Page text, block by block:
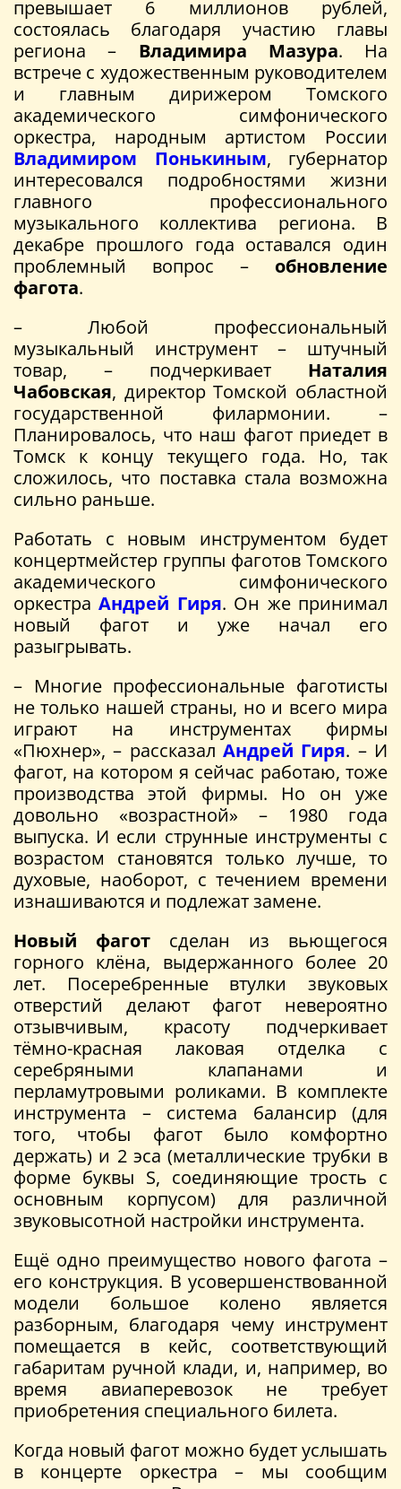
превышает 6 миллионов рублей,
состоялась благодаря участию главы
региона – Владимира Мазура. На
встрече с художественным руководителем
и главным дирижером Томского
академического симфонического
оркестра, народным артистом России
Владимиром Понькиным, губернатор
интересовался подробностями жизни
главного профессионального
музыкального коллектива региона. В
декабре прошлого года оставался один
проблемный вопрос – обновление
фагота.
– Любой профессиональный
музыкальный инструмент – штучный
товар, – подчеркивает Наталия
Чабовская, директор Томской областной
государственной филармонии. –
Планировалось, что наш фагот приедет в
Томск к концу текущего года. Но, так
сложилось, что поставка стала возможна
сильно раньше.
Работать с новым инструментом будет
концертмейстер группы фаготов Томского
академического симфонического
оркестраАндрей Гиря. Он же принимал
новый фагот и уже начал его
разыгрывать.
– Многие профессиональные фаготисты
не только нашей страны, но и всего мира
играют на инструментах фирмы
«Пюхнер», – рассказал Андрей Гиря. – И
фагот, на котором я сейчас работаю, тоже
производства этой фирмы. Но он уже
довольно «возрастной» – 1980 года
выпуска. И если струнные инструменты с
возрастом становятся только лучше, то
духовые, наоборот, с течением времени
изнашиваются и подлежат замене.
Новый фагот сделан из вьющегося
горного клёна, выдержанного более 20
лет. Посеребренные втулки звуковых
отверстий делают фагот невероятно
отзывчивым, красоту подчеркивает
тёмно-красная лаковая отделка с
серебряными клапанами и
перламутровыми роликами. В комплекте
инструмента – система балансир (для
того, чтобы фагот было комфортно
держать) и 2 эса (металлические трубки в
форме буквы S, соединяющие трость с
основным корпусом) для различной
звуковысотной настройки инструмента.
Ещё одно преимущество нового фагота –
его конструкция. В усовершенствованной
модели большое колено является
разборным, благодаря чему инструмент
помещается в кейс, соответствующий
габаритам ручной клади, и, например, во
время авиаперевозок не требует
приобретения специального билета.
Когда новый фагот можно будет услышать
в концерте оркестра – мы сообщим